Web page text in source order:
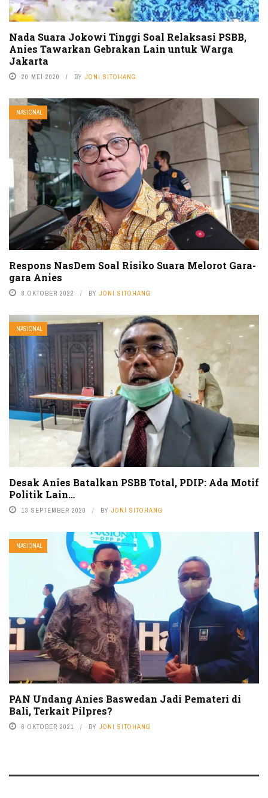
Nada Suara Jokowi Tinggi Soal Relaksasi PSBB,
Anies Tawarkan Gebrakan Lain untuk Warga
Jakarta
20 MEI 2020 BY JONI SITOHANG
NASIONAL
Respons NasDem Soal Risiko Suara Melorot Gara-
gara Anies
8 OKTOBER 2022 BY JONI SITOHANG
NASIONAL
Desak Anies Batalkan PSBB Total, PDIP: Ada Motif
Politik Lain…
13 SEPTEMBER 2020 BY JONI SITOHANG
NASIONAL
PAN Undang Anies Baswedan Jadi Pemateri di
Bali, Terkait Pilpres?
6 OKTOBER 2021 BY JONI SITOHANG